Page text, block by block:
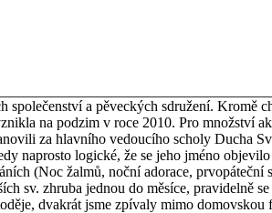
společenství a pěveckých sdružení. Kromě
na podzim v roce 2010. Pro množství
za hlavního vedoucího scholy Ducha
naprosto logické, že se jeho jméno
(Noc žalmů, noční adorace, prvopáteční
sv. zhruba jednou do měsíce, pravidelně
dvakrát jsme zpívaly mimo domovskou